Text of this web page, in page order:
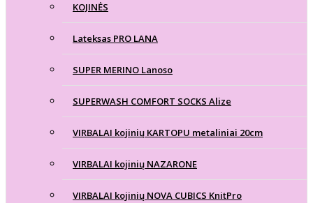
KOJINĖS
Lateksas PRO LANA
SUPER MERINO Lanoso
SUPERWASH COMFORT SOCKS Alize
VIRBALAI kojinių KARTOPU metaliniai 20cm
VIRBALAI kojinių NAZARONE
VIRBALAI kojinių NOVA CUBICS KnitPro